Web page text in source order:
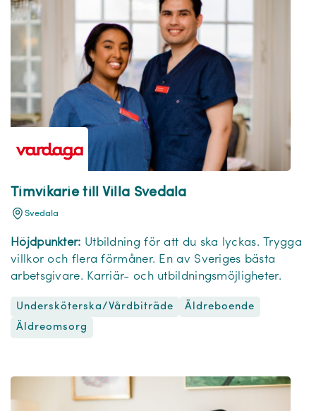
Timvikarie till Villa Svedala
Svedala
Höjdpunkter: Utbildning för att du ska lyckas. Trygga
villkor och flera förmåner. En av Sveriges bästa
arbetsgivare. Karriär- och utbildningsmöjligheter.
Undersköterska/Vårdbiträde
Äldreboende
Äldreomsorg